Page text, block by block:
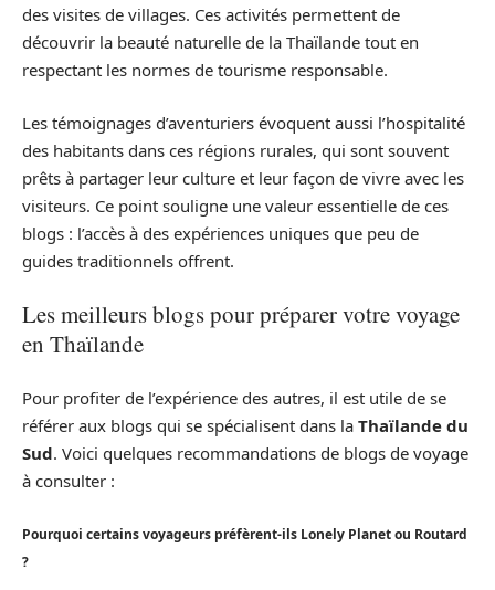
des visites de villages. Ces activités permettent de
découvrir la beauté naturelle de la Thaïlande tout en
respectant les normes de tourisme responsable.
Les témoignages d’aventuriers évoquent aussi l’hospitalité
des habitants dans ces régions rurales, qui sont souvent
prêts à partager leur culture et leur façon de vivre avec les
visiteurs. Ce point souligne une valeur essentielle de ces
blogs : l’accès à des expériences uniques que peu de
guides traditionnels offrent.
Les meilleurs blogs pour préparer votre voyage
en Thaïlande
Pour profiter de l’expérience des autres, il est utile de se
référer aux blogs qui se spécialisent dans la Thaïlande du
Sud. Voici quelques recommandations de blogs de voyage
à consulter :
Pourquoi certains voyageurs préfèrent-ils Lonely Planet ou Routard
?